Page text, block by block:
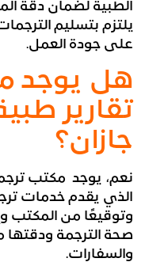
الطبية لضمان دقة
يلتزم بتسليم
على جودة العمل.
هل يوجد
تقارير
جازان؟
نعم، يوجد مكتب
الذي يقدم خدمات
وتوقيعًا من المكتب
صحة الترجمة
والسفارات.